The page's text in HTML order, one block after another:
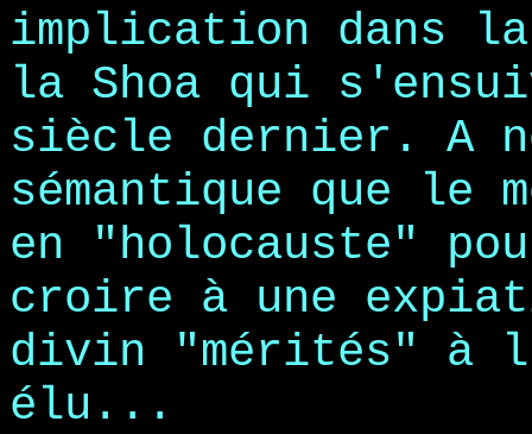
implication dans la
la Shoa qui
siècle dernier. A
sémantique que le
en "holocauste"
croire à une
divin "mérités" à
élu...